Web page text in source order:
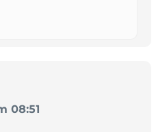
08:51